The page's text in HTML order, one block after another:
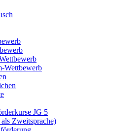
Wettbewerb
JG 5
Zweitsprache)